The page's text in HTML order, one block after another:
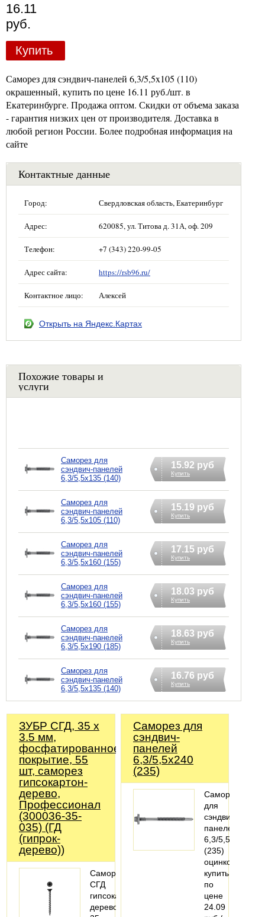
16.11
руб.
Купить
Саморез для сэндвич-панелей 6,3/5,5x105 (110)
окрашенный, купить по цене 16.11 руб./шт. в
Екатеринбурге. Продажа оптом. Скидки от объема заказа
- гарантия низких цен от производителя. Доставка в
любой регион России. Более подробная информация на
сайте
Контактные данные
Город: Свердловская область, Екатеринбург
Адрес: 620085, ул. Титова д. 31А, оф. 209
Телефон: +7 (343) 220-99-05
Адрес сайта: https://rsb96.ru/
Контактное лицо: Алексей
Открыть на Яндекс.Картах
Похожие товары и
услуги
Саморез для
сэндвич-панелей
6,3/5,5x135 (140)
15.92 руб
Купить
Саморез для
сэндвич-панелей
6,3/5,5x105 (110)
15.19 руб
Купить
Саморез для
сэндвич-панелей
6,3/5,5x160 (155)
17.15 руб
Купить
Саморез для
сэндвич-панелей
6,3/5,5x160 (155)
18.03 руб
Купить
Саморез для
сэндвич-панелей
6,3/5,5x190 (185)
18.63 руб
Купить
Саморез для
сэндвич-панелей
6,3/5,5x135 (140)
16.76 руб
Купить
ЗУБР СГД, 35 х
3.5 мм,
фосфатированное
покрытие, 55
шт, саморез
гипсокартон-
дерево,
Профессионал
(300036-35-
035) (ГД
(гипрок-
дерево))
Саморезы
СГД
гипсокартон-
дерево,
Саморез для
сэндвич-
панелей
6,3/5,5x240
(235)
Саморез
для
сэндвич-
панелей
6,3/5,5x240
(235)
оцинкованный,
купить
по
цене
24.09